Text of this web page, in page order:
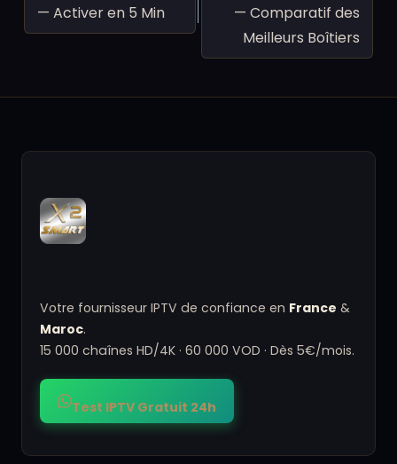
— Activer en 5 Min
— Comparatif des
Meilleurs Boîtiers
Votre fournisseur IPTV de confiance en France &
Maroc.
15 000 chaînes HD/4K · 60 000 VOD · Dès 5€/mois.
Test IPTV Gratuit 24h